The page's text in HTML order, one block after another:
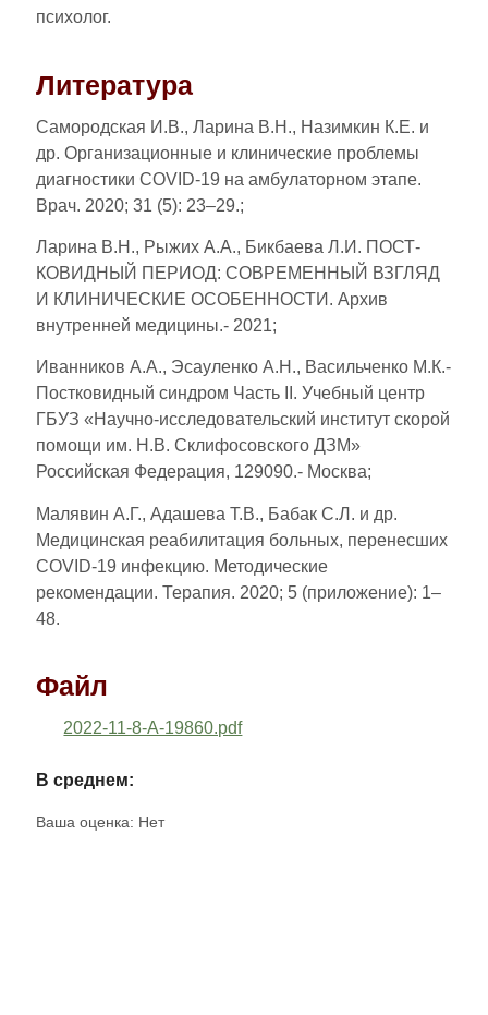
психолог.
Литература
Самородская И.В., Ларина В.Н., Назимкин К.Е. и
др. Организационные и клинические проблемы
диагностики COVID-19 на амбулаторном этапе.
Врач. 2020; 31 (5): 23–29.;
Ларина В.Н., Рыжих А.А., Бикбаева Л.И. ПОСТ-
КОВИДНЫЙ ПЕРИОД: СОВРЕМЕННЫЙ ВЗГЛЯД
И КЛИНИЧЕСКИЕ ОСОБЕННОСТИ. Архив
внутренней медицины.- 2021;
Иванников А.А., Эсауленко А.Н., Васильченко М.К.-
Постковидный синдром Часть II. Учебный центр
ГБУЗ «Научно-исследовательский институт скорой
помощи им. Н.В. Склифосовского ДЗМ»
Российская Федерация, 129090.- Москва;
Малявин А.Г., Адашева Т.В., Бабак С.Л. и др.
Медицинская реабилитация больных, перенесших
COVID-19 инфекцию. Методические
рекомендации. Терапия. 2020; 5 (приложение): 1–
48.
Файл
2022-11-8-A-19860.pdf
В среднем:
Ваша оценка: Нет